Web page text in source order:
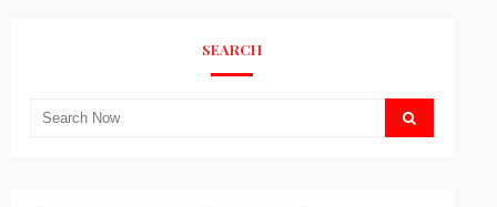
SEARCH